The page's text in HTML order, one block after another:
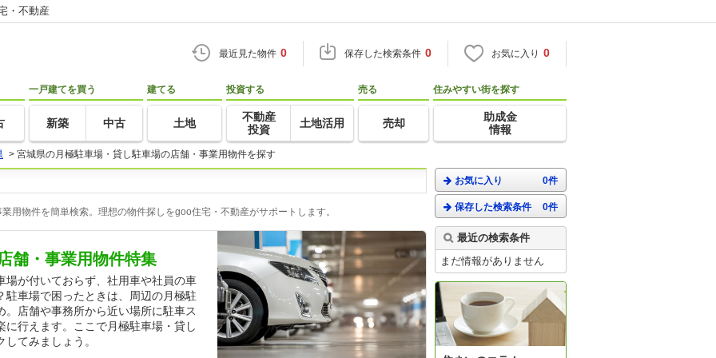
・不動産
最近見た物件 0 保存した検索条件 0 お気に入り 0
一戸建てを買う
新築 中古
建てる
土地
投資する
不動産
投資
土地活用
売る
売却
住みやすい街を探す
助成金
情報
> 宮城県の月極駐車場・貸し駐車場の店舗・事業用物件を探す
用物件を簡単検索。理想の物件探しをgoo住宅・不動産がサポートします。
舗・事業用物件特集
が付いておらず、社用車や社員の車
車場で困ったときは、周辺の月極駐
店舗や事務所から近い場所に駐車ス
行えます。ここで月極駐車場・貸し
てみましょう。
お気に入り 0件
保存した検索条件 0件
最近の検索条件
まだ情報がありません